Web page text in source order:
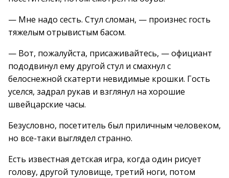
— Мне надо сесть. Стул сломан, — произнес гость
тяжелым отрывистым басом.
— Вот, пожалуйста, присаживайтесь, — официант
пододвинул ему другой стул и смахнул с
белоснежной скатерти невидимые крошки. Гость
уселся, задрал рукав и взглянул на хорошие
швейцарские часы.
Безусловно, посетитель был приличным человеком,
но все-таки выглядел странно.
Есть известная детская игра, когда один рисует
голову, другой туловище, третий ноги, потом